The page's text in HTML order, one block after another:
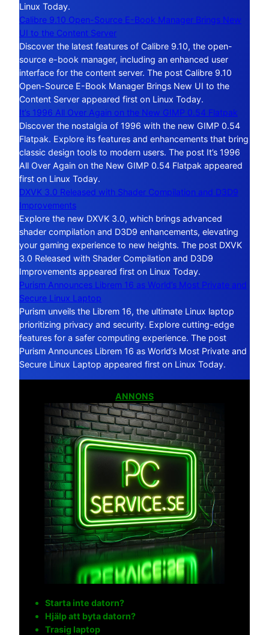
Linux Today.
Calibre 9.10 Open-Source E-Book Manager Brings New
UI to the Content Server
Discover the latest features of Calibre 9.10, the open-
source e-book manager, including an enhanced user
interface for the content server. The post Calibre 9.10
Open-Source E-Book Manager Brings New UI to the
Content Server appeared first on Linux Today.
It’s 1996 All Over Again on the New GIMP 0.54 Flatpak
Discover the nostalgia of 1996 with the new GIMP 0.54
Flatpak. Explore its features and enhancements that bring
classic design tools to modern users. The post It’s 1996
All Over Again on the New GIMP 0.54 Flatpak appeared
first on Linux Today.
DXVK 3.0 Released with Shader Compilation and D3D9
Improvements
Explore the new DXVK 3.0, which brings advanced
shader compilation and D3D9 enhancements, elevating
your gaming experience to new heights. The post DXVK
3.0 Released with Shader Compilation and D3D9
Improvements appeared first on Linux Today.
Purism Announces Librem 16 as World’s Most Private and
Secure Linux Laptop
Purism unveils the Librem 16, the ultimate Linux laptop
prioritizing privacy and security. Explore cutting-edge
features for a safer computing experience. The post
Purism Announces Librem 16 as World’s Most Private and
Secure Linux Laptop appeared first on Linux Today.
ANNONS
Starta inte datorn?
Hjälp att byta datorn?
Trasig laptop